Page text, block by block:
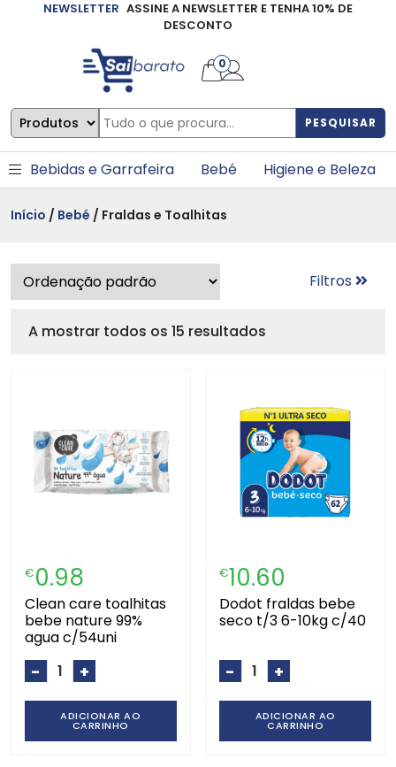
NEWSLETTER ASSINE A NEWSLETTER E TENHA 10% DE
DESCONTO
PESQUISAR
0
Bebidas e Garrafeira Bebé Higiene e Beleza
Início / Bebé / Fraldas e Toalhitas
Filtros
A mostrar todos os 15 resultados
€0.98
clean care toalhitas
bebe nature 99%
agua c/54uni
- +
ADICIONAR AO
CARRINHO
€10.60
dodot fraldas bebe
seco t/3 6-10kg c/40
- +
ADICIONAR AO
CARRINHO